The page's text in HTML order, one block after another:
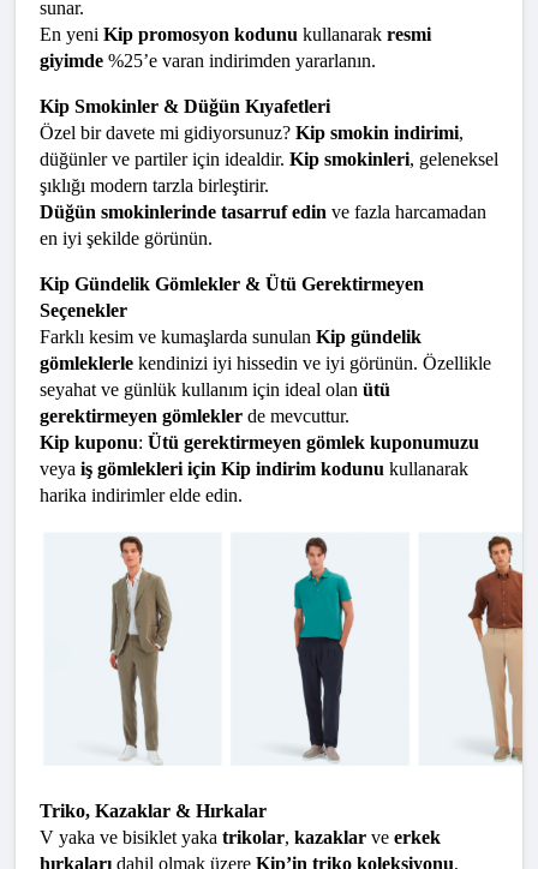
sunar.
En yeni Kip promosyon kodunu kullanarak resmi
giyimde %25’e varan indirimden yararlanın.
Kip Smokinler & Düğün Kıyafetleri
Özel bir davete mi gidiyorsunuz? Kip smokin indirimi,
düğünler ve partiler için idealdir. Kip smokinleri, geleneksel
şıklığı modern tarzla birleştirir.
Düğün smokinlerinde tasarruf edin ve fazla harcamadan
en iyi şekilde görünün.
Kip Gündelik Gömlekler & Ütü Gerektirmeyen
Seçenekler
Farklı kesim ve kumaşlarda sunulan Kip gündelik
gömleklerle kendinizi iyi hissedin ve iyi görünün. Özellikle
seyahat ve günlük kullanım için ideal olan ütü
gerektirmeyen gömlekler de mevcuttur.
Kip kuponu: Ütü gerektirmeyen gömlek kuponumuzu
veya iş gömlekleri için Kip indirim kodunu kullanarak
harika indirimler elde edin.
Triko, Kazaklar & Hırkalar
V yaka ve bisiklet yaka trikolar, kazaklar ve erkek
hırkaları dahil olmak üzere Kip’in triko koleksiyonu,